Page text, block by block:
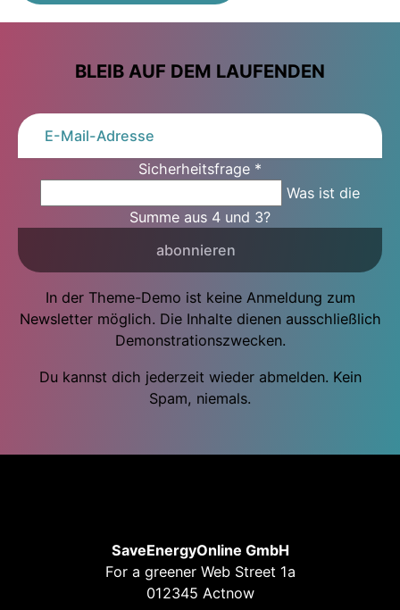
BLEIB AUF DEM LAUFENDEN
Sicherheitsfrage *
Was ist die
Summe aus 4 und 3?
abonnieren
In der Theme-Demo ist keine Anmeldung zum
Newsletter möglich. Die Inhalte dienen ausschließlich
Demonstrationszwecken.
Du kannst dich jederzeit wieder abmelden. Kein
Spam, niemals.
SaveEnergyOnline GmbH
For a greener Web Street 1a
012345 Actnow